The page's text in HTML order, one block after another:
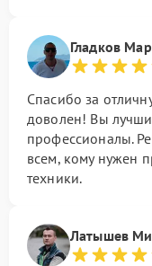
Гладков
Спасибо за
доволен! Вы
профессионалы.
всем, кому нужен
техники.
Латышев